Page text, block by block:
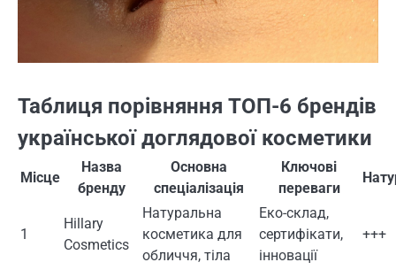
Таблиця порівняння ТОП-6 брендів
української доглядової косметики
Місце
Назва
бренду
Основна
спеціалізація
Ключові
переваги
1
Hillary
Cosmetics
Натуральна
косметика для
обличчя, тіла
Еко-склад,
сертифікати,
інновації
+++